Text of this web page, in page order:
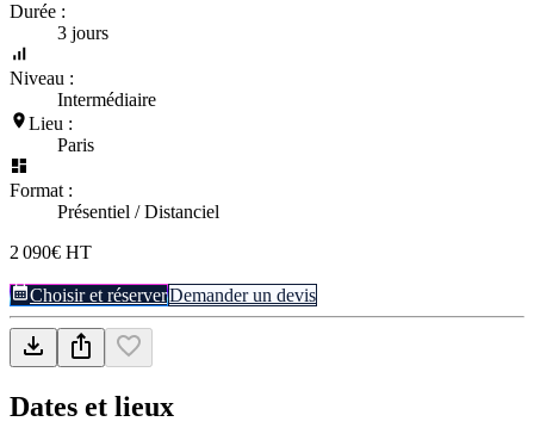
Durée :
3 jours
Niveau :
Intermédiaire
Lieu :
Paris
Format :
Présentiel / Distanciel
2 090€ HT
Choisir et réserverDemander un devis
Dates et lieux